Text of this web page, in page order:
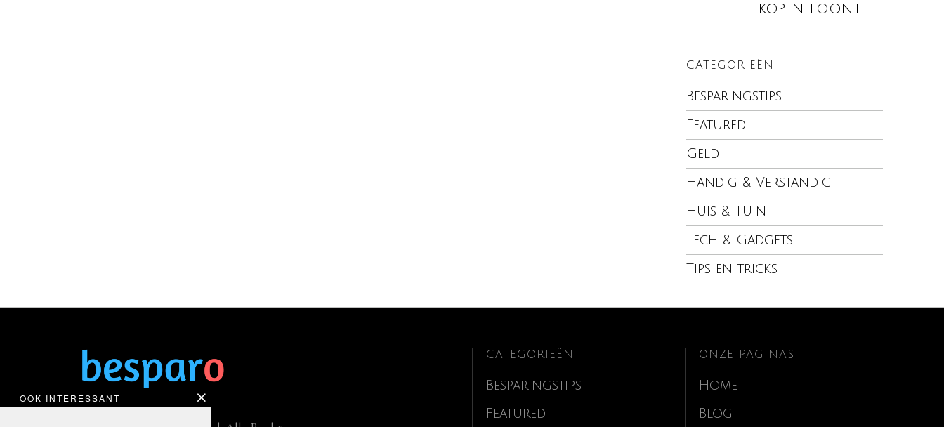
kopen loont
CATEGORIEËN
Besparingstips
Featured
Geld
Handig & Verstandig
Huis & Tuin
Tech & Gadgets
Tips en tricks
OOK INTERESSANT
CATEGORIEËN
Besparingstips
Featured
ONZE PAGINA’S
Home
Blog